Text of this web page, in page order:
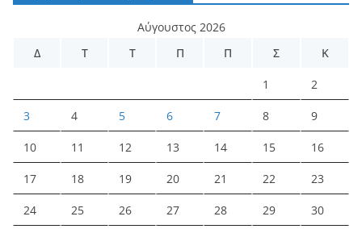
Αύγουστος 2026
Δ
Τ Τ Π Π Σ Κ
1 2
3 4 5 6 7 8 9
10 11 12 13 14 15 16
17 18 19 20 21 22 23
24 25 26 27 28 29 30